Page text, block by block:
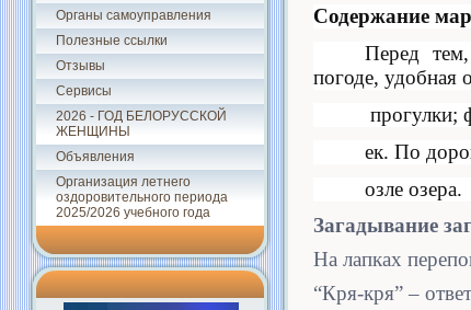
Органы самоуправления
Полезные ссылки
Отзывы
Сервисы
2026 - ГОД БЕЛОРУССКОЙ
ЖЕНЩИНЫ
Объявления
Организация летнего
оздоровительного периода
2025/2026 учебного года
Содержание
Перед
погоде, удобная
прогулки;
ек. По
озле озера.
Загадывание
На лапках
“Кря-кря” –